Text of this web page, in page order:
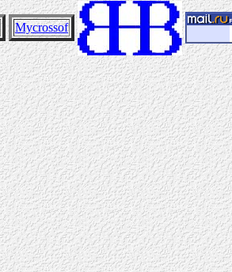
Mycrossof